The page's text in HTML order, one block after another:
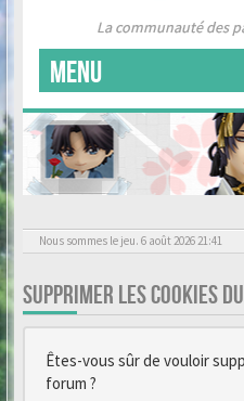
La communauté des
MENU
Nous sommes le jeu. 6 août 2026 21:41
SUPPRIMER LES COOKIES
Êtes-vous sûr de vouloir
forum ?